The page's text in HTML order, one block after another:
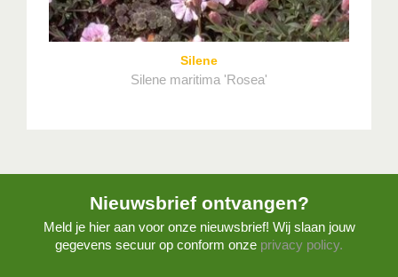
Silene
Silene maritima 'Rosea'
Nieuwsbrief ontvangen?
Meld je hier aan voor onze nieuwsbrief! Wij slaan jouw
gegevens secuur op conform onze privacy policy.